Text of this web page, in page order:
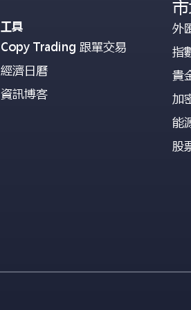
工具
Copy Trading 跟單交易
經濟日曆
資訊博客
外
指
貴
加
能
股